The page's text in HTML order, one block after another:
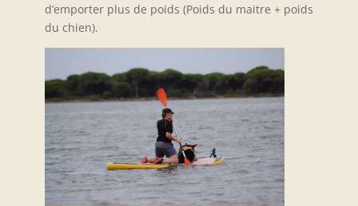
d’emporter plus de poids (Poids du maitre + poids
du chien).